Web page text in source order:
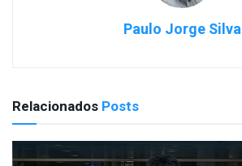
Paulo Jorge Silva
Relacionados Posts